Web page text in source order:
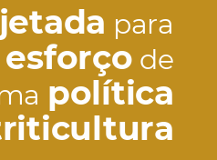
para
esforço de
política